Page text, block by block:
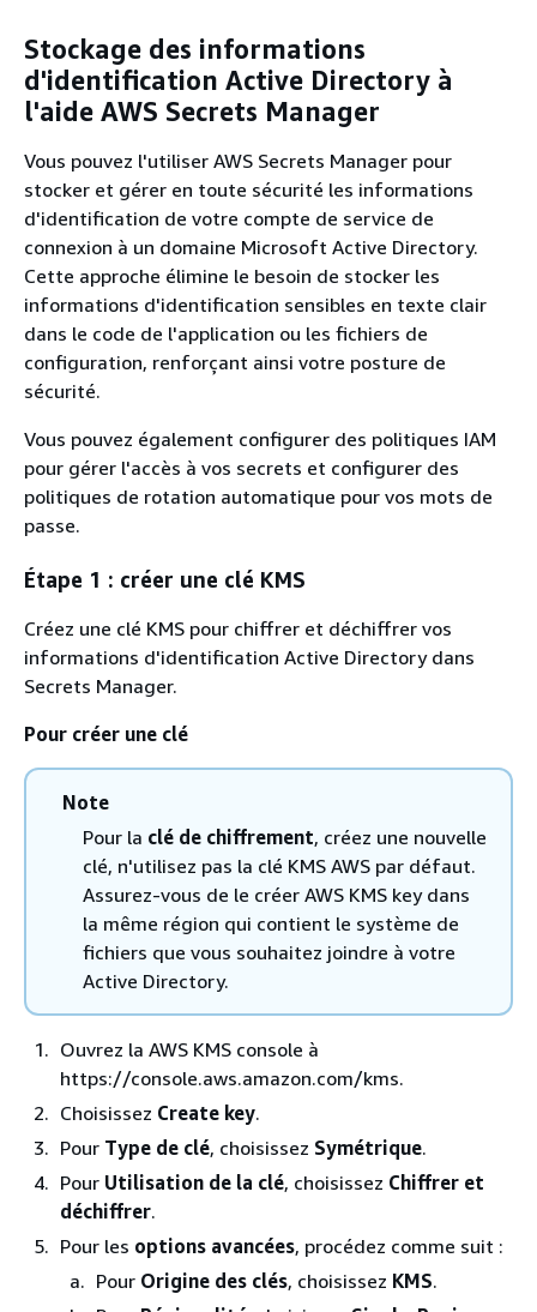
Stockage des informations
d'identification Active Directory à
l'aide AWS Secrets Manager
Vous pouvez l'utiliser AWS Secrets Manager pour
stocker et gérer en toute sécurité les informations
d'identification de votre compte de service de
connexion à un domaine Microsoft Active Directory.
Cette approche élimine le besoin de stocker les
informations d'identification sensibles en texte clair
dans le code de l'application ou les fichiers de
configuration, renforçant ainsi votre posture de
sécurité.
Vous pouvez également configurer des politiques IAM
pour gérer l'accès à vos secrets et configurer des
politiques de rotation automatique pour vos mots de
passe.
Étape 1 : créer une clé KMS
Créez une clé KMS pour chiffrer et déchiffrer vos
informations d'identification Active Directory dans
Secrets Manager.
Pour créer une clé
Note
Pour la clé de chiffrement, créez une nouvelle
clé, n'utilisez pas la clé KMS AWS par défaut.
Assurez-vous de le créer AWS KMS key dans
la même région qui contient le système de
fichiers que vous souhaitez joindre à votre
Active Directory.
Ouvrez la AWS KMS console à
https://console.aws.amazon.com/kms.
Choisissez Create key.
Pour Type de clé, choisissez Symétrique.
Pour Utilisation de la clé, choisissez Chiffrer et
déchiffrer.
Pour les options avancées, procédez comme suit :
Pour Origine des clés, choisissez KMS.